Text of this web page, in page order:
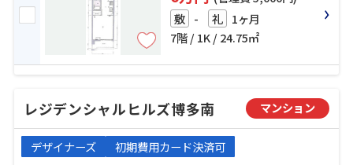
敷 - 礼 1ヶ月
7階 / 1K / 24.75㎡
レジデンシャルヒルズ博多南 マンション
デザイナーズ 初期費用カード決済可